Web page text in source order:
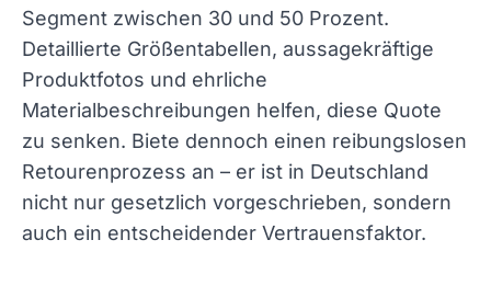
Segment zwischen 30 und 50 Prozent.
Detaillierte Größentabellen, aussagekräftige
Produktfotos und ehrliche
Materialbeschreibungen helfen, diese Quote
zu senken. Biete dennoch einen reibungslosen
Retourenprozess an – er ist in Deutschland
nicht nur gesetzlich vorgeschrieben, sondern
auch ein entscheidender Vertrauensfaktor.